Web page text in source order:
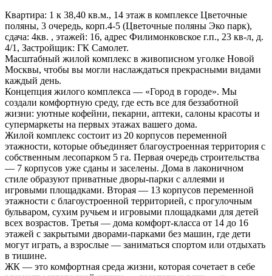
Квартира: 1 к 38,40 кв.м., 14 этаж в комплексе Цветочные
поляны, 3 очередь, корп.4-5 (Цветочные поляны Эко парк),
сдача: 4кв. , этажей: 16, адрес Филимонковское г.п., 23 кв-л, д.
4/1, Застройщик: ГК Самолет.
Масштабный жилой комплекс в живописном уголке Новой
Москвы, чтобы вы могли наслаждаться прекрасными видами
каждый день.
Концепция жилого комплекса — «Город в городе». Мы
создали комфортную среду, где есть все для беззаботной
жизни: уютные кофейни, пекарни, аптеки, салоны красоты и
супермаркеты на первых этажах вашего дома.
Жилой комплекс состоит из 20 корпусов переменной
этажности, которые объединяет благоустроенная территория с
собственным лесопарком 5 га. Первая очередь строительства
— 7 корпусов уже сданы и заселены. Дома в лаконичном
стиле образуют приватные дворы-парки с аллеями и
игровыми площадками. Вторая — 13 корпусов переменной
этажности с благоустроенной территорией, с прогулочным
бульваром, сухим ручьем и игровыми площадками для детей
всех возрастов. Третья — дома комфорт-класса от 14 до 16
этажей с закрытыми дворами-парками без машин, где дети
могут играть, а взрослые — заниматься спортом или отдыхать
в тишине.
ЖК — это комфортная среда жизни, которая сочетает в себе